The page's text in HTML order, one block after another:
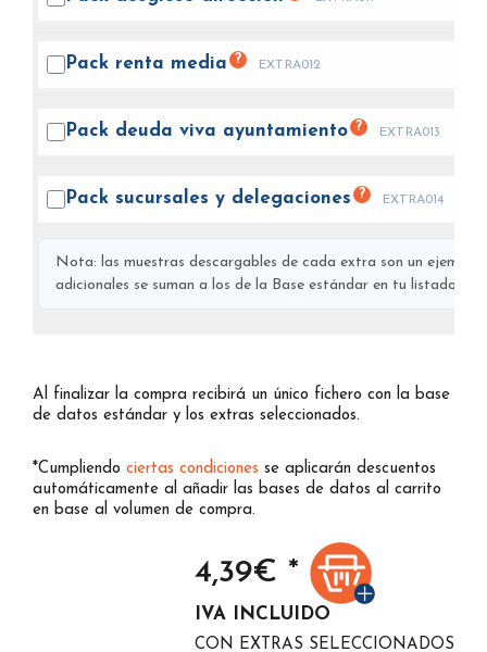
Pack renta media ? EXTRA012
Pack deuda viva ayuntamiento ? EXTRA013
Pack sucursales y delegaciones ? EXTRA014
Nota: las muestras descargables de cada extra son un
adicionales se suman a los de la Base estándar en tu listado
Al finalizar la compra recibirá un único fichero con la base
de datos estándar y los extras seleccionados.
*Cumpliendo ciertas condiciones se aplicarán descuentos
automáticamente al añadir las bases de datos al carrito
en base al volumen de compra.
4,39€ *
IVA INCLUIDO
CON EXTRAS SELECCIONADOS